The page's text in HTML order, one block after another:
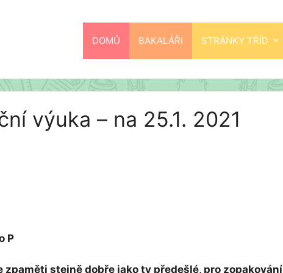
DOMŮ BAKALÁŘI STRÁNKY TŘÍD
výuka – na 25.1. 2021
P
zpaměti stejně dobře jako ty předešlé, pro zopakování